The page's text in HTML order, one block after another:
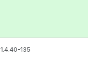
1.4.40-135